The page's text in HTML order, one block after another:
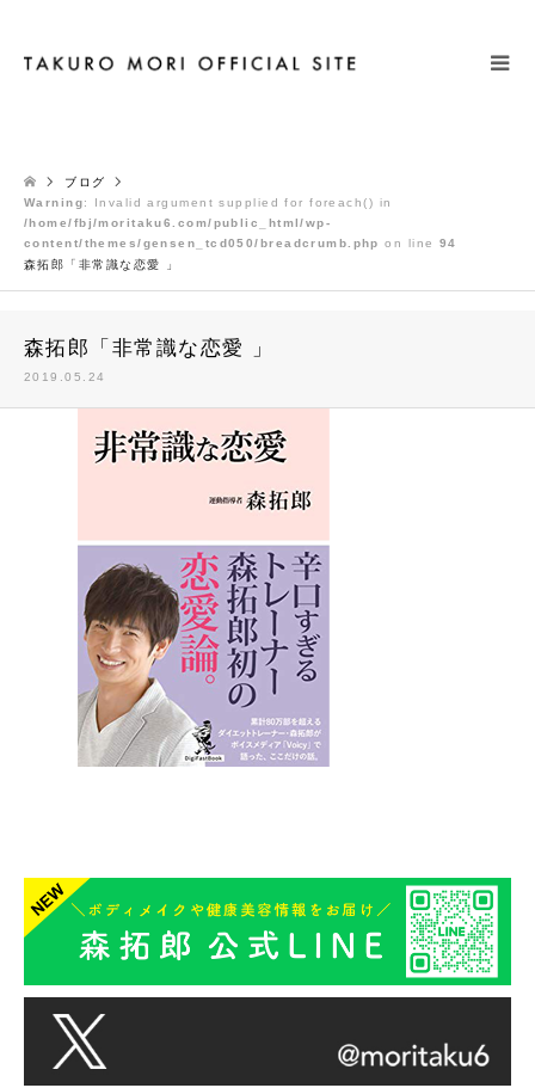
ブログ
Warning: Invalid argument supplied for foreach() in
/home/fbj/moritaku6.com/public_html/wp-
content/themes/gensen_tcd050/breadcrumb.php on line 94
森拓郎「非常識な恋愛 」
森拓郎「非常識な恋愛 」
2019.05.24